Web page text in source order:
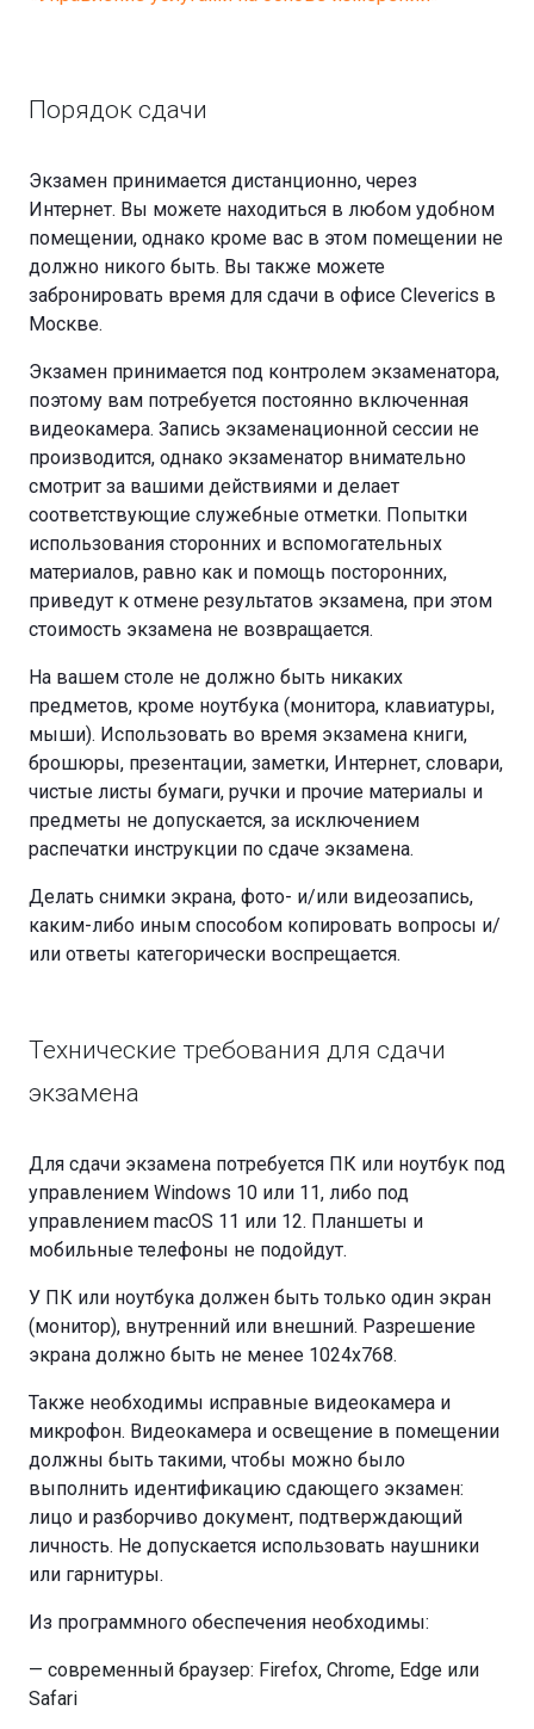
Порядок сдачи
Экзамен принимается дистанционно, через
Интернет. Вы можете находиться в любом удобном
помещении, однако кроме вас в этом помещении не
должно никого быть. Вы также можете
забронировать время для сдачи в офисе Cleverics в
Москве.
Экзамен принимается под контролем экзаменатора,
поэтому вам потребуется постоянно включенная
видеокамера. Запись экзаменационной сессии не
производится, однако экзаменатор внимательно
смотрит за вашими действиями и делает
соответствующие служебные отметки. Попытки
использования сторонних и вспомогательных
материалов, равно как и помощь посторонних,
приведут к отмене результатов экзамена, при этом
стоимость экзамена не возвращается.
На вашем столе не должно быть никаких
предметов, кроме ноутбука (монитора, клавиатуры,
мыши). Использовать во время экзамена книги,
брошюры, презентации, заметки, Интернет, словари,
чистые листы бумаги, ручки и прочие материалы и
предметы не допускается, за исключением
распечатки инструкции по сдаче экзамена.
Делать снимки экрана, фото- и/или видеозапись,
каким-либо иным способом копировать вопросы и/
или ответы категорически воспрещается.
Технические требования для сдачи
экзамена
Для сдачи экзамена потребуется ПК или ноутбук под
управлением Windows 10 или 11, либо под
управлением macOS 11 или 12. Планшеты и
мобильные телефоны не подойдут.
У ПК или ноутбука должен быть только один экран
(монитор), внутренний или внешний. Разрешение
экрана должно быть не менее 1024х768.
Также необходимы исправные видеокамера и
микрофон. Видеокамера и освещение в помещении
должны быть такими, чтобы можно было
выполнить идентификацию сдающего экзамен:
лицо и разборчиво документ, подтверждающий
личность. Не допускается использовать наушники
или гарнитуры.
Из программного обеспечения необходимы:
— современный браузер: Firefox, Chrome, Edge или
Safari